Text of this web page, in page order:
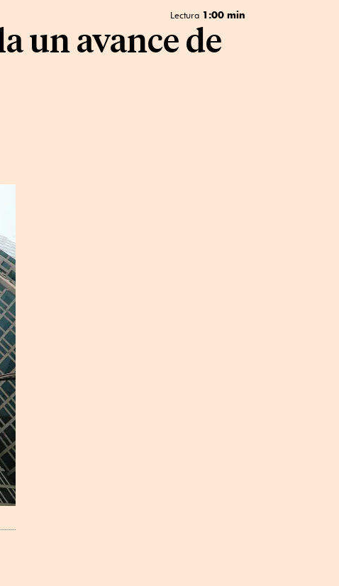
Lectura 1:00 min
un avance de